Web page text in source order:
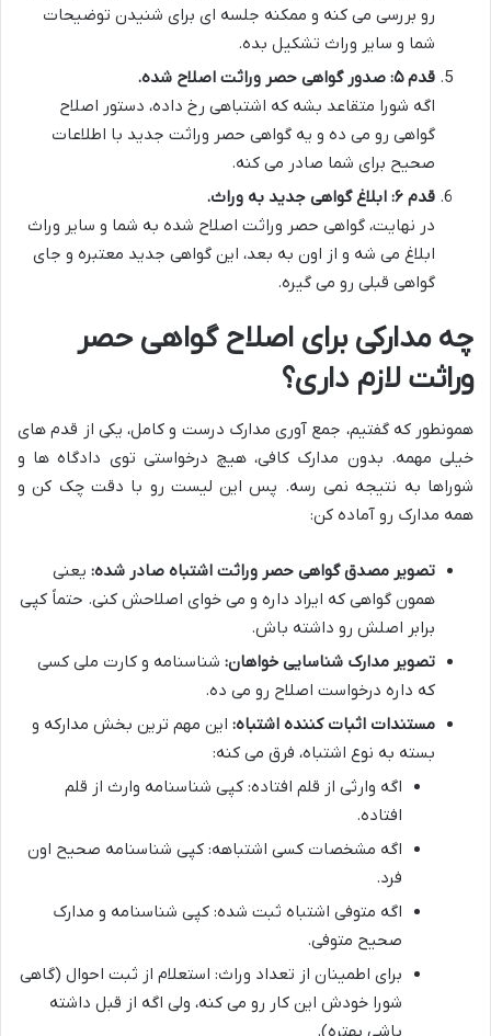
رو بررسی می کنه و ممکنه جلسه ای برای شنیدن توضیحات
شما و سایر وراث تشکیل بده.
قدم ۵: صدور گواهی حصر وراثت اصلاح شده.
اگه شورا متقاعد بشه که اشتباهی رخ داده، دستور اصلاح
گواهی رو می ده و یه گواهی حصر وراثت جدید با اطلاعات
صحیح برای شما صادر می کنه.
قدم ۶: ابلاغ گواهی جدید به وراث.
در نهایت، گواهی حصر وراثت اصلاح شده به شما و سایر وراث
ابلاغ می شه و از اون به بعد، این گواهی جدید معتبره و جای
گواهی قبلی رو می گیره.
چه مدارکی برای اصلاح گواهی حصر
وراثت لازم داری؟
همونطور که گفتیم، جمع آوری مدارک درست و کامل، یکی از قدم های
خیلی مهمه. بدون مدارک کافی، هیچ درخواستی توی دادگاه ها و
شوراها به نتیجه نمی رسه. پس این لیست رو با دقت چک کن و
همه مدارک رو آماده کن:
تصویر مصدق گواهی حصر وراثت اشتباه صادر شده: یعنی
همون گواهی که ایراد داره و می خوای اصلاحش کنی. حتماً کپی
برابر اصلش رو داشته باش.
تصویر مدارک شناسایی خواهان: شناسنامه و کارت ملی کسی
که داره درخواست اصلاح رو می ده.
مستندات اثبات کننده اشتباه: این مهم ترین بخش مدارکه و
بسته به نوع اشتباه، فرق می کنه:
اگه وارثی از قلم افتاده: کپی شناسنامه وارث از قلم
افتاده.
اگه مشخصات کسی اشتباهه: کپی شناسنامه صحیح اون
فرد.
اگه متوفی اشتباه ثبت شده: کپی شناسنامه و مدارک
صحیح متوفی.
برای اطمینان از تعداد وراث: استعلام از ثبت احوال (گاهی
شورا خودش این کار رو می کنه، ولی اگه از قبل داشته
باشی بهتره).